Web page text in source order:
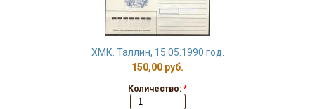
ХМК. Таллин, 15.05.1990 год.
150,00 руб.
Количество: *